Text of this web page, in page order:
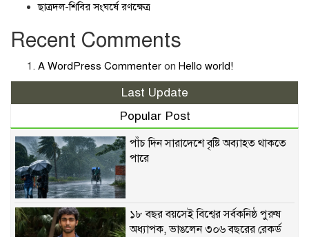
ছাত্রদল-শিবির সংঘর্ষে রণক্ষেত্র
Recent Comments
A WordPress Commenter on Hello world!
Last Update
Popular Post
পাঁচ দিন সারাদেশে বৃষ্টি অব্যাহত থাকতে
পারে
১৮ বছর বয়সেই বিশ্বের সর্বকনিষ্ঠ পুরুষ
অধ্যাপক, ভাঙলেন ৩০৬ বছরের রেকর্ড